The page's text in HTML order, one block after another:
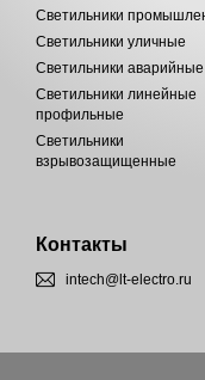
Светильники
Светильники уличные
Светильники аварийные
Светильники линейные
профильные
Светильники
взрывозащищенные
Контакты
intech@lt-electro.ru